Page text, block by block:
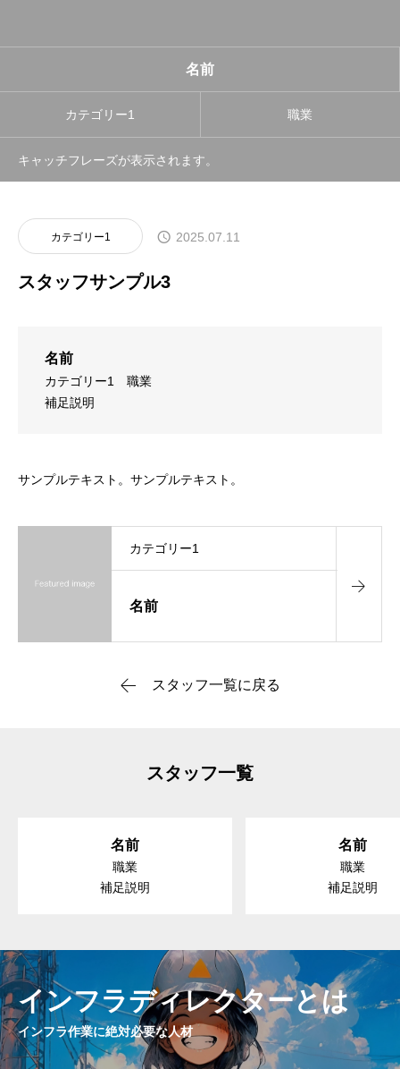
名前
カテゴリー1 職業
キャッチフレーズが表示されます。
カテゴリー1 2025.07.11
スタッフサンプル3
名前
カテゴリー1
職業
補足説明
サンプルテキスト。サンプルテキスト。
名前
カテゴリー1
スタッフ一覧に戻る
スタッフ一覧
名前
職業
補足説明
名前
職業
補足説明
インフラディレクターとは
インフラ作業に絶対必要な人材